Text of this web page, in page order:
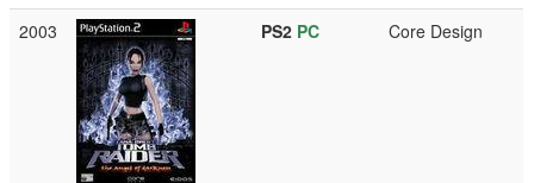
2003 PS2 PC Core Design